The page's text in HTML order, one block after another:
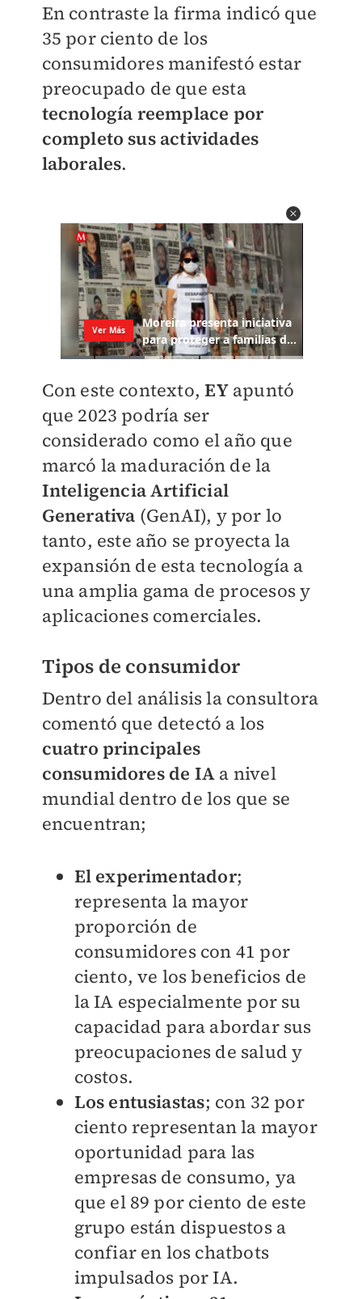
En contraste la firma indicó que
35 por ciento de los
consumidores manifestó estar
preocupado de que esta
tecnología reemplace por
completo sus actividades
laborales.
Con este contexto, EYapuntó
que 2023 podría ser
considerado como el año que
marcó la maduración de la
Inteligencia Artificial
Generativa (GenAI), y por lo
tanto, este año se proyecta la
expansión de esta tecnología a
una amplia gama de procesos y
aplicaciones comerciales.
Tipos de consumidor
Dentro del análisis la consultora
comentó que detectó a los
cuatro principales
consumidores de IA a nivel
mundial dentro de los que se
encuentran;
El experimentador;
representa la mayor
proporción de
consumidores con 41 por
ciento, ve los beneficios de
la IA especialmente por su
capacidad para abordar sus
preocupaciones de salud y
costos.
Los entusiastas; con 32 por
ciento representan la mayor
oportunidad para las
empresas de consumo, ya
que el 89 por ciento de este
grupo están dispuestos a
confiar en los chatbots
impulsados por IA.